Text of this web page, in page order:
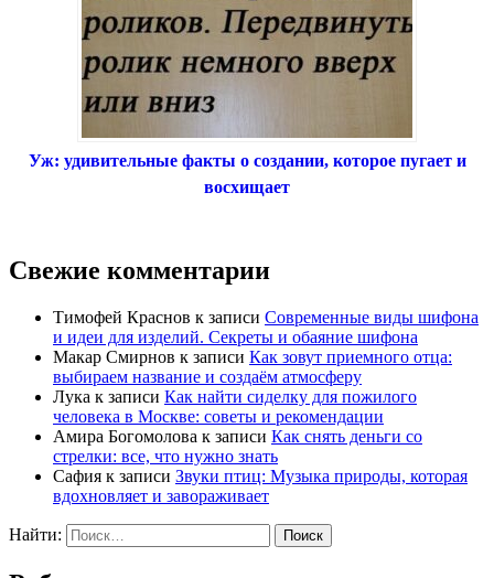
Уж: удивительные факты о создании, которое пугает и
восхищает
Свежие комментарии
Тимофей Краснов к записи Современные виды шифона
и идеи для изделий. Секреты и обаяние шифона
Макар Смирнов к записи Как зовут приемного отца:
выбираем название и создаём атмосферу
Лука к записи Как найти сиделку для пожилого
человека в Москве: советы и рекомендации
Амира Богомолова к записи Как снять деньги со
стрелки: все, что нужно знать
Сафия к записи Звуки птиц: Музыка природы, которая
вдохновляет и завораживает
Найти: